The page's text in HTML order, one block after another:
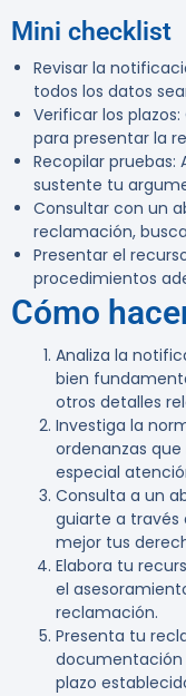
Mini checklist
Revisar la
todos los datos
Verificar los plazos
para presentar la
Recopilar pruebas:
sustente tu
Consultar con un
reclamación,
Presentar el
procedimientos
Cómo
Analiza la
bien
otros detalles
Investiga la
ordenanzas que
especial
Consulta a un
guiarte a través
mejor tus
Elabora tu
el
reclamación.
Presenta tu
plazo